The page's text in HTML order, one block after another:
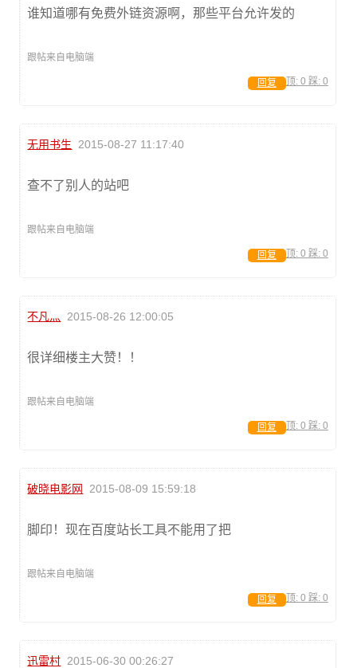
谁知道哪有免费外链资源啊，那些平台允许发的
跟帖来自电脑端
顶: 0 踩: 0
回复
无用书生 2015-08-27 11:17:40
查不了别人的站吧
跟帖来自电脑端
顶: 0 踩: 0
回复
不凡灬 2015-08-26 12:00:05
很详细楼主大赞！！
跟帖来自电脑端
顶: 0 踩: 0
回复
破晓电影网 2015-08-09 15:59:18
脚印！现在百度站长工具不能用了把
跟帖来自电脑端
顶: 0 踩: 0
回复
迅雷村 2015-06-30 00:26:27